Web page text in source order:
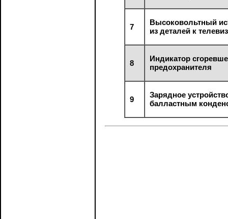
7
Высоковольтный
из деталей к
8
Индикатор
предохранителя
9
Зарядное
балластным